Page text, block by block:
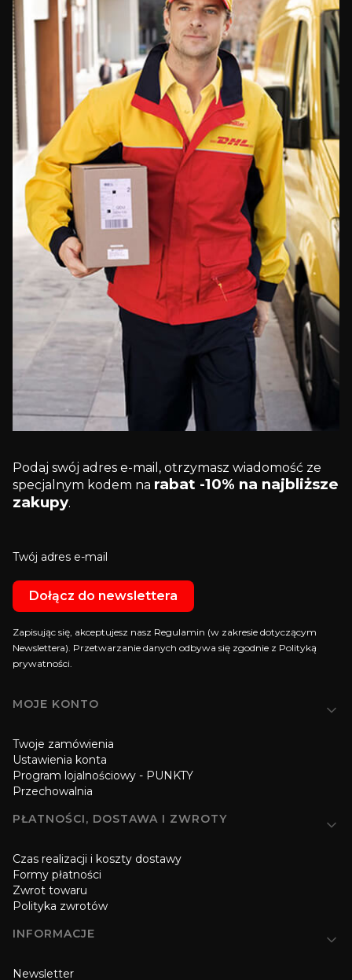
Podaj swój adres e-mail, otrzymasz wiadomość ze
specjalnym kodem na rabat -10% na najbliższe
zakupy.
Twój adres e-mail
Dołącz do newslettera
Zapisując się, akceptujesz nasz Regulamin (w zakresie dotyczącym
Newslettera). Przetwarzanie danych odbywa się zgodnie z Polityką
prywatności.
Linki w stopce
MOJE KONTO
Twoje zamówienia
Ustawienia konta
Program lojalnościowy - PUNKTY
Przechowalnia
PŁATNOŚCI, DOSTAWA I ZWROTY
Czas realizacji i koszty dostawy
Formy płatności
Zwrot towaru
Polityka zwrotów
INFORMACJE
Newsletter